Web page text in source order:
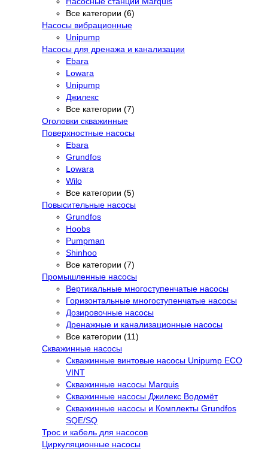
Все категории (6)
Насосы вибрационные
Unipump
Насосы для дренажа и канализации
Ebara
Lowara
Unipump
Джилекс
Все категории (7)
Оголовки скважинные
Поверхностные насосы
Ebara
Grundfos
Lowara
Wilo
Все категории (5)
Повысительные насосы
Grundfos
Hoobs
Pumpman
Shinhoo
Все категории (7)
Промышленные насосы
Вертикальные многоступенчатые насосы
Горизонтальные многоступенчатые насосы
Дозировочные насосы
Дренажные и канализационные насосы
Все категории (11)
Скважинные насосы
Скважинные винтовые насосы Unipump ECO
VINT
Скважинные насосы Marquis
Скважинные насосы Джилекс Водомёт
Скважинные насосы и Комплекты Grundfos
SQE/SQ
Трос и кабель для насосов
Циркуляционные насосы